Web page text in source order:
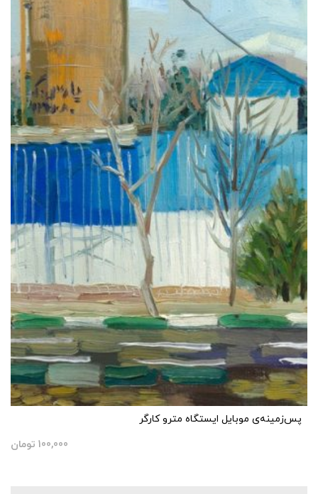
پس‌زمینه‌ی موبایل ایستگاه مترو کارگر
100,000 تومان